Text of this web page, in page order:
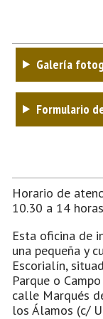
Galería
Formulario
Horario de
10.30 a 14
Esta oficina de
una pequeña y
Escorialín,
Parque o
calle Marqués
los Álamos (c/